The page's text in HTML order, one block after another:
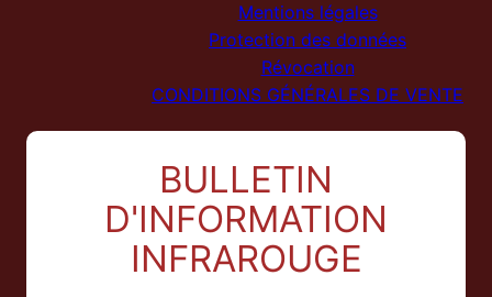
Mentions légales
Protection des données
Révocation
CONDITIONS GÉNÉRALES DE VENTE
BULLETIN
D'INFORMATION
INFRAROUGE